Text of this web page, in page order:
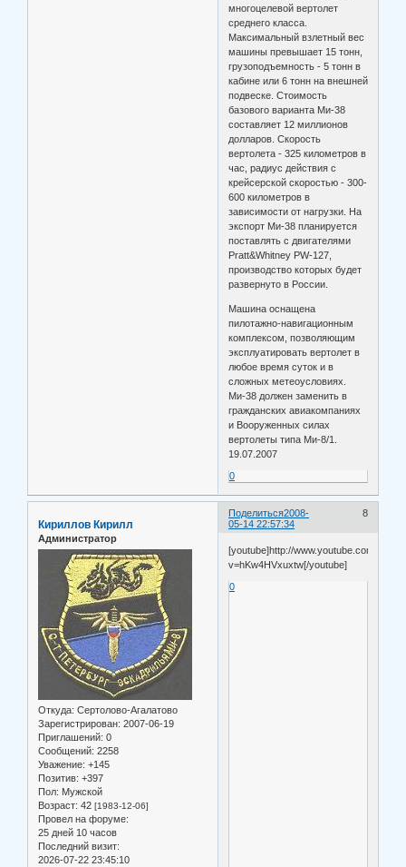
многоцелевой вертолет
среднего класса.
Максимальный взлетный вес
машины превышает 15 тонн,
грузоподъемность - 5 тонн в
кабине или 6 тонн на внешней
подвеске. Стоимость
базового варианта Ми-38
составляет 12 миллионов
долларов. Скорость
вертолета - 325 километров в
час, радиус действия с
крейсерской скоростью - 300-
600 километров в
зависимости от нагрузки. На
экспорт Ми-38 планируется
поставлять с двигателями
Pratt&Whitney PW-127,
производство которых будет
развернуто в России.
Машина оснащена
пилотажно-навигационным
комплексом, позволяющим
эксплуатировать вертолет в
любое время суток и в
сложных метеоусловиях.
Ми-38 должен заменить в
гражданских авиакомпаниях
и Вооруженных силах
вертолеты типа Ми-8/1.
19.07.2007
0
Поделиться 8
2008-
05-14 22:57:34
Кириллов Кирилл
Администратор
Откуда: Сертолово-Агалатово
Зарегистрирован: 2007-06-19
Приглашений: 0
Сообщений: 2258
Уважение: +145
Позитив: +397
Пол: Мужской
Возраст: 42 [1983-12-06]
Провел на форуме:
25 дней 10 часов
Последний визит:
2026-07-22 23:45:10
[youtube]http://www.youtube.com/
v=hKw4HVxuxtw[/youtube]
0